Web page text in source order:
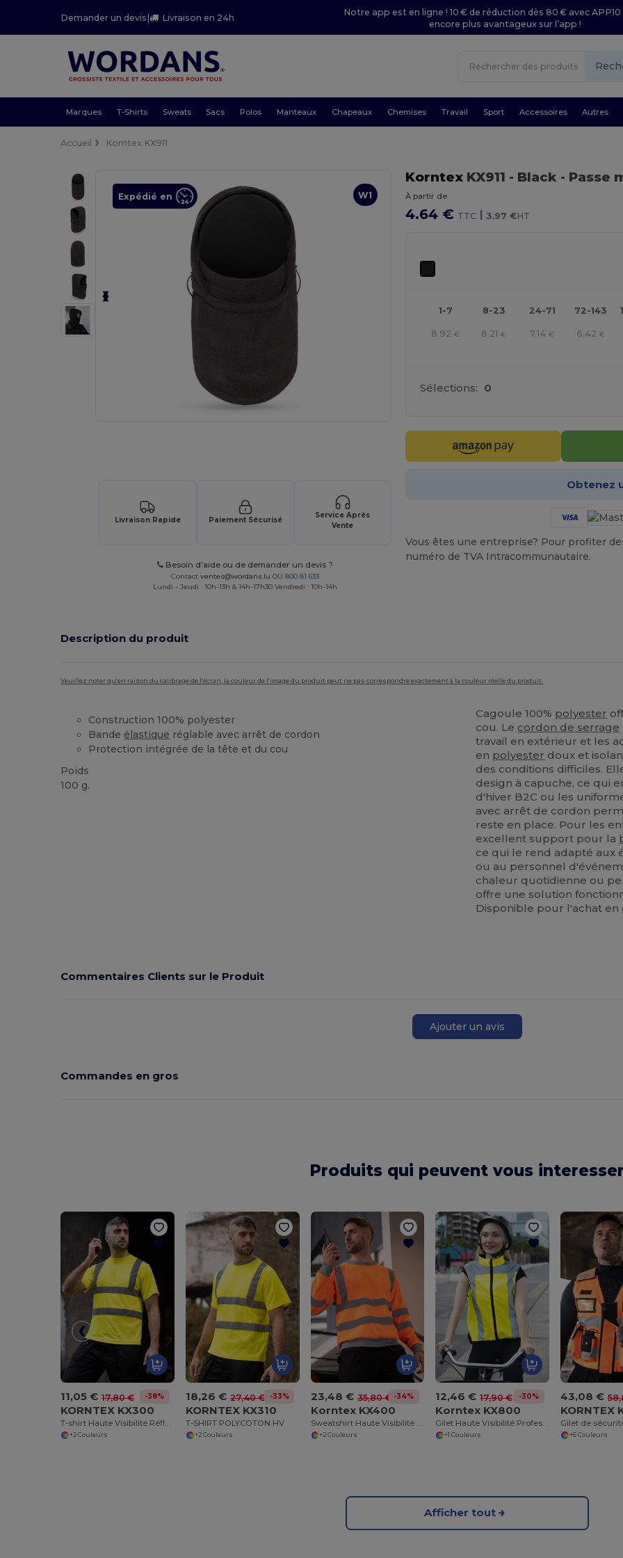
Demander un devis| Livraison en 24h
Notre app est en ligne ! 10 € de réduction dès 80 € avec APP10
encore plus avantageux sur l’app !
Marques T-Shirts Sweats Sacs Polos Manteaux Chapeaux Chemises Travail Sport Accessoires Autres
Accueil Korntex KX911
W1
Expédié en
Livraison Rapide Paiement Sécurisé
Service Après
Vente
Besoin d'aide ou de demander un devis ?
Contactventes@wordans.lu OU800 81 633
Lundi - Jeudi : 10h-13h & 14h-17h30 Vendredi : 10h-14h
KorntexKX911 - Black- Passe
À partir de
4.64 € TTC | 3.97 €HT
1-7 8-23 24-71 72-143
8.92 € 8.21 € 7.14 € 6.42 €
Sélections: 0
Obtenez
Vous êtes une entreprise? Pour profiter
numéro de TVA Intracommunautaire.
Description du produit
Veuillez noter qu'en raison du calibrage de l'écran, la couleur de l'image du produit peut ne pas correspondre exactement à la couleur réelle du produit.
Construction 100% polyester
Bande élastique réglable avec arrêt de cordon
Protection intégrée de la tête et du cou
Poids
100 g.
Cagoule 100% polyester
cou. Le cordon de serrage
travail en extérieur et les
en polyester doux et
des conditions difficiles.
design à capuche, ce qui
d'hiver B2C ou les
avec arrêt de cordon
reste en place. Pour les
excellent support pour la
ce qui le rend adapté aux
ou au personnel
chaleur quotidienne ou
offre une solution
Disponible pour l'achat en
Commentaires Clients sur le Produit
Ajouter un avis
Commandes en gros
Produits qui peuvent vous
11,05 € 17,80 € -38%
KORNTEX KX300
+2 Couleurs
18,26 € 27,40 € -33%
KORNTEX KX310
T-SHIRT POLYCOTON HV
+2 Couleurs
23,48 € 35,80 € -34%
Korntex KX400
+2 Couleurs
12,46 € 17,90 € -30%
Korntex KX800
+1 Couleurs
43,08 €
KORNTEX
Gilet de
+6 Couleurs
Afficher tout